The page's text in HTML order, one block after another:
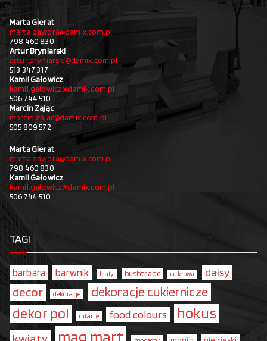
Marta Gierat
marta.zawora@damix.com.pl
798 460 830
Artur Bryniarski
artur.bryniarski@damix.com.pl
513 347 317
Kamil Gałowicz
kamil.galowicz@damix.com.pl
506 744 510
Marcin Zając
marcin.zajac@damix.com.pl
505 809 572
Marta Gierat
marta.zawora@damix.com.pl
798 460 830
Kamil Gałowicz
kamil.galowicz@damix.com.pl
506 744 510
TAGI
barbara barwnik biały bushtrade cukrowa daisy
decor dekoracje dekoracje cukiernicze
dekor pol ditarte food colours hokus
mag.mart